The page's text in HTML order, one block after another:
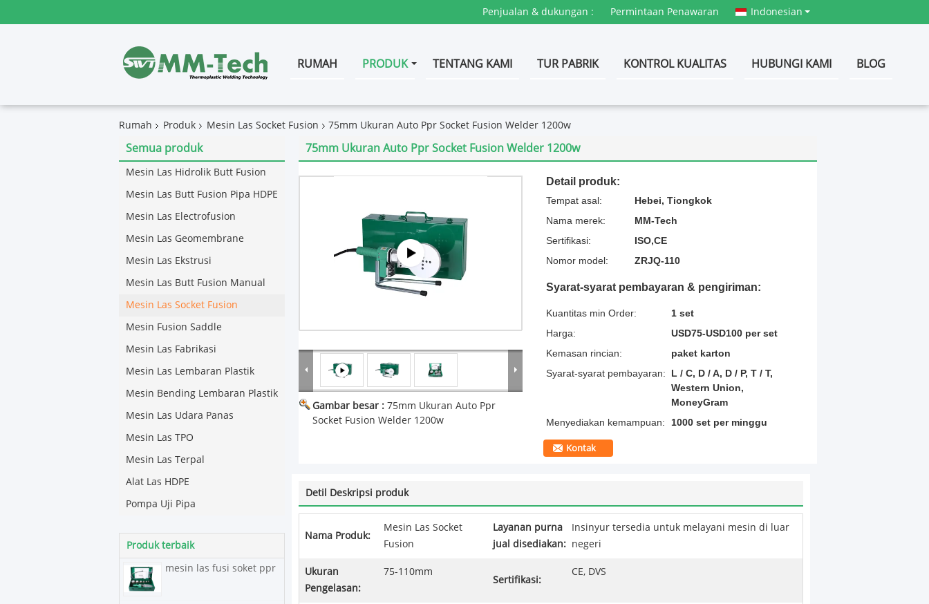
Penjualan & dukungan : Permintaan Penawaran Indonesian
RUMAH PRODUK TENTANG KAMI TUR PABRIK KONTROL KUALITAS HUBUNGI KAMI BLOG
Rumah Produk Mesin Las Socket Fusion 75mm Ukuran Auto Ppr Socket Fusion Welder 1200w
Semua produk
Mesin Las Hidrolik Butt Fusion
Mesin Las Butt Fusion Pipa HDPE
Mesin Las Electrofusion
Mesin Las Geomembrane
Mesin Las Ekstrusi
Mesin Las Butt Fusion Manual
Mesin Las Socket Fusion
Mesin Fusion Saddle
Mesin Las Fabrikasi
Mesin Las Lembaran Plastik
Mesin Bending Lembaran Plastik
Mesin Las Udara Panas
Mesin Las TPO
Mesin Las Terpal
Alat Las HDPE
Pompa Uji Pipa
Produk terbaik
mesin las fusi soket ppr
75mm Ukuran Auto Ppr Socket Fusion Welder 1200w
Gambar besar : 75mm Ukuran Auto Ppr
Socket Fusion Welder 1200w
Detail produk:
Tempat asal:
Hebei, Tiongkok
Nama merek:
MM-Tech
Sertifikasi:
ISO,CE
Nomor model:
ZRJQ-110
Syarat-syarat pembayaran & pengiriman:
Kuantitas min Order:
1 set
Harga:
USD75-USD100 per set
Kemasan rincian:
paket karton
Syarat-syarat pembayaran:
L / C, D / A, D / P, T / T,
Western Union,
MoneyGram
Menyediakan kemampuan:
1000 set per minggu
Kontak
Detil Deskripsi produk
Nama Produk:
Mesin Las Socket
Fusion
Layanan purna
jual disediakan:
Insinyur tersedia untuk melayani mesin di luar
negeri
Ukuran
Pengelasan:
75-110mm
Sertifikasi:
CE, DVS